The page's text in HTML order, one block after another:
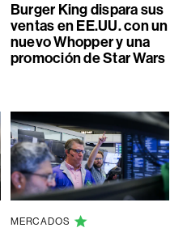
Burger King dispara sus
ventas en EE.UU. con un
nuevo Whopper y una
promoción de Star Wars
MERCADOS